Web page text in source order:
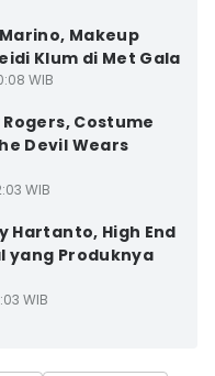
Makeup
Klum di Met Gala
WIB
Costume
Devil Wears
WIB
Hartanto, High End
yang Produknya
WIB